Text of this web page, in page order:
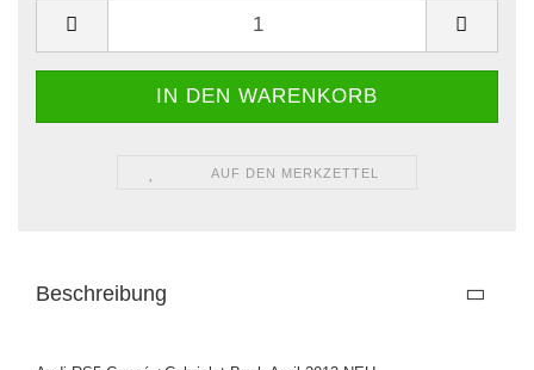
AUF DEN MERKZETTEL
Beschreibung